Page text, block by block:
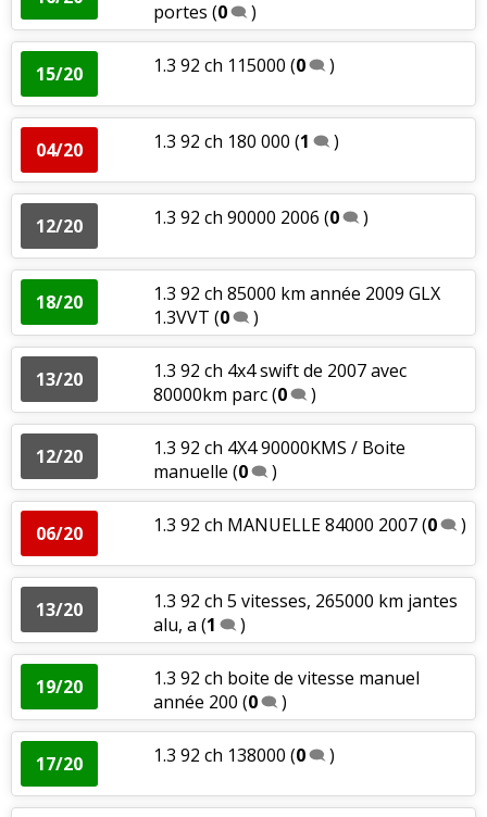
portes (0 )
15/20 1.3 92 ch 115000 (0 )
04/20 1.3 92 ch 180 000 (1 )
12/20 1.3 92 ch 90000 2006 (0 )
18/20
1.3 92 ch 85000 km année 2009 GLX
1.3VVT (0 )
13/20
1.3 92 ch 4x4 swift de 2007 avec
80000km parc(0 )
12/20
1.3 92 ch 4X4 90000KMS / Boite
manuelle (0 )
06/20 1.3 92 ch MANUELLE 84000 2007(0 )
13/20
1.3 92 ch 5 vitesses, 265000 km jantes
alu, a (1 )
19/20
1.3 92 ch boite de vitesse manuel
année 200 (0 )
17/20 1.3 92 ch 138000 (0 )